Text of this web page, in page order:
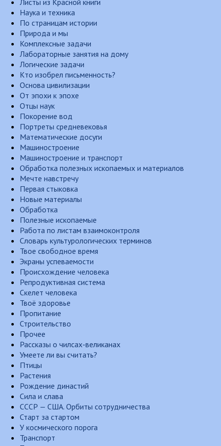
Листы из Красной книги
Наука и техника
По страницам истории
Природа и мы
Комплексные задачи
Лабораторные занятия на дому
Логические задачи
Кто изобрел письменность?
Основа цивилизации
От эпохи к эпохе
Отцы наук
Покорение вод
Портреты средневековья
Математические досуги
Машиностроение
Машиностроение и транспорт
Обработка полезных ископаемых и материалов
Мечте навстречу
Первая стыковка
Новые материалы
Обработка
Полезные ископаемые
Работа по листам взаимоконтроля
Словарь культурологических терминов
Твое свободное время
Экраны успеваемости
Происхождение человека
Репродуктивная система
Скелет человека
Твоё здоровье
Пропитание
Строительство
Прочее
Рассказы о чилсах-великанах
Умеете ли вы считать?
Птицы
Растения
Рождение династий
Сила и слава
СССР — США. Орбиты сотрудничества
Старт за стартом
У космического порога
Транспорт